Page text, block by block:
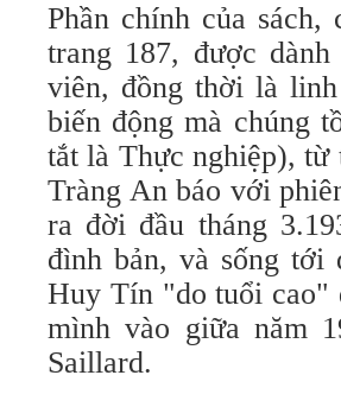
Phần chính của
trang 187, được
viên, đồng thời là
biến động mà chúng
tắt là Thực nghiệp), từ
Tràng An báo với
ra đời đầu tháng
đình bản, và sống tới
Huy Tín "do tuổi cao"
mình vào giữa năm
Saillard.